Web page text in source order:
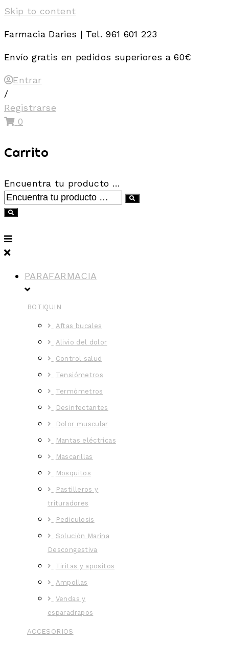
Skip to content
Farmacia Daries | Tel. 961 601 223
Envío gratis en pedidos superiores a 60€
Entrar
/
Registrarse
0
Carrito
Encuentra tu producto …
PARAFARMACIA
BOTIQUIN
Aftas bucales
Alivio del dolor
Control salud
Tensiómetros
Termómetros
Desinfectantes
Dolor muscular
Mantas eléctricas
Mascarillas
Mosquitos
Pastilleros y
trituradores
Pediculosis
Solución Marina
Descongestiva
Tiritas y apositos
Ampollas
Vendas y
esparadrapos
ACCESORIOS